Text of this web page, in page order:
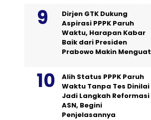
Dirjen GTK Dukung
Aspirasi PPPK Paruh
Waktu, Harapan Kabar
Baik dari Presiden
Prabowo Makin Menguat
Alih Status PPPK Paruh
Waktu Tanpa Tes Dinilai
Jadi Langkah Reformasi
ASN, Begini
Penjelasannya